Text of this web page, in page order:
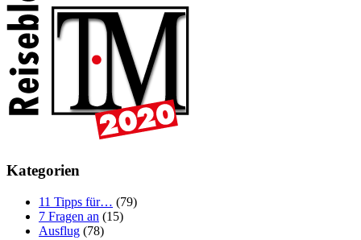
Kategorien
11 Tipps für… (79)
7 Fragen an (15)
Ausflug (78)